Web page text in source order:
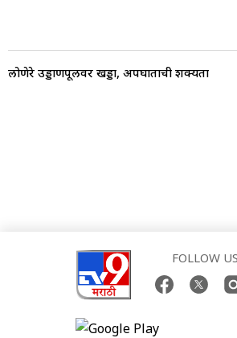
लोणेरे उड्डाणपूलवर खड्डा, अपघाताची शक्यता
FOLLOW